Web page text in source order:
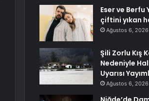
Eser ve Berfu
çiftini yıkan
Ağustos 6, 2026
Şili Zorlu Kış
Nedeniyle
Uyarısı
Ağustos 6, 2026